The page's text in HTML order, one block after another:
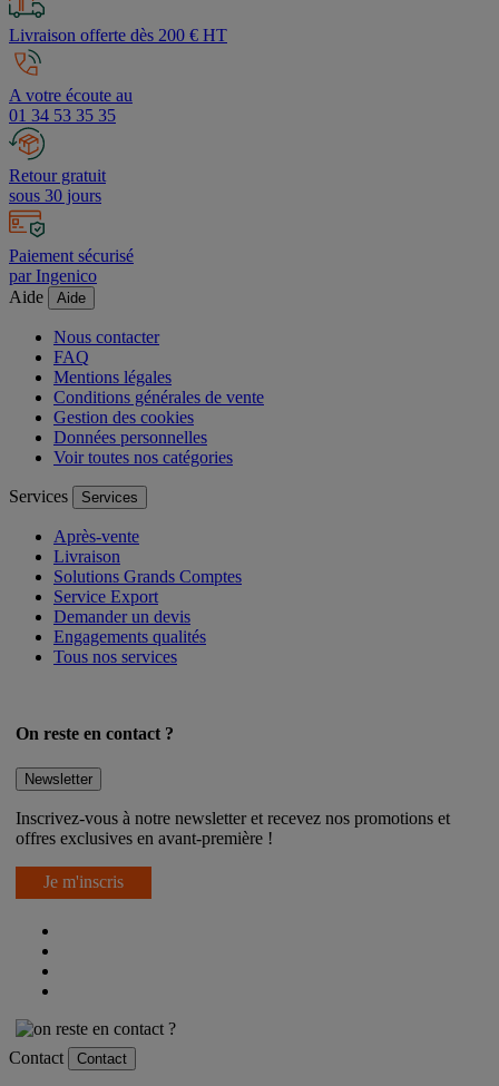
Livraison offerte dès 200 € HT
A votre écoute au
01 34 53 35 35
Retour gratuit
sous 30 jours
Paiement sécurisé
par Ingenico
Aide
Aide
Nous contacter
FAQ
Mentions légales
Conditions générales de vente
Gestion des cookies
Données personnelles
Voir toutes nos catégories
Services Services
Après-vente
Livraison
Solutions Grands Comptes
Service Export
Demander un devis
Engagements qualités
Tous nos services
On reste en contact ?
Newsletter
Inscrivez-vous à notre newsletter et recevez nos promotions et
offres exclusives en avant-première !
Je m'inscris
Contact Contact